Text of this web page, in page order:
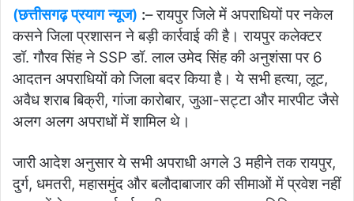
(छत्तीसगढ़ प्रयाग न्यूज) :– रायपुर जिले में अपराधियों पर नकेल
कसने जिला प्रशासन ने बड़ी कार्रवाई की है। रायपुर कलेक्टर
डॉ. गौरव सिंह ने SSP डॉ. लाल उमेद सिंह की अनुशंसा पर 6
आदतन अपराधियों को जिला बदर किया है। ये सभी हत्या, लूट,
अवैध शराब बिक्री, गांजा कारोबार, जुआ-सट्टा और मारपीट जैसे
अलग अलग अपराधों में शामिल थे।
जारी आदेश अनुसार ये सभी अपराधी अगले 3 महीने तक रायपुर,
दुर्ग, धमतरी, महासमुंद और बलौदाबाजार की सीमाओं में प्रवेश नहीं